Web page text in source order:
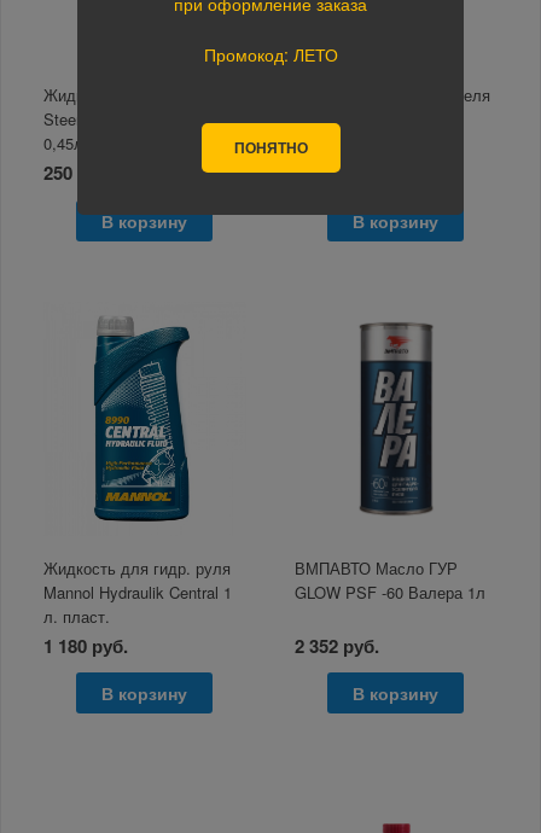
Жидкость для ГУР Power
Steering Fluid 8980 Mannol
0,45л
250 руб.
В корзину
Жидкость гидроусилителя
руля HI-GEAR 946мл.
HG7042R
1 010 руб.
В корзину
Жидкость для гидр. руля
Mannol Hydraulik Central 1
л. пласт.
1 180 руб.
В корзину
ВМПАВТО Масло ГУР
GLOW PSF -60 Валера 1л
2 352 руб.
В корзину
Промокод: ЛЕТО
ПОНЯТНО